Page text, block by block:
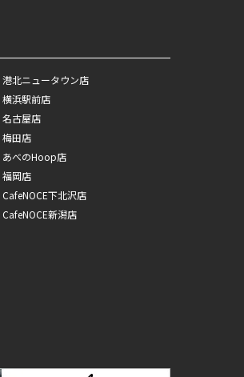
港北ニュータウン店
横浜駅前店
名古屋店
梅田店
あべのHoop店
福岡店
CafeNOCE下北沢店
CafeNOCE新潟店